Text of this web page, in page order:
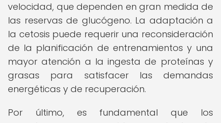
velocidad, que dependen en gran medida de
las reservas de glucógeno. La adaptación a
la cetosis puede requerir una reconsideración
de la planificación de entrenamientos y una
mayor atención a la ingesta de proteínas y
grasas para satisfacer las demandas
energéticas y de recuperación.
Por último, es fundamental que los